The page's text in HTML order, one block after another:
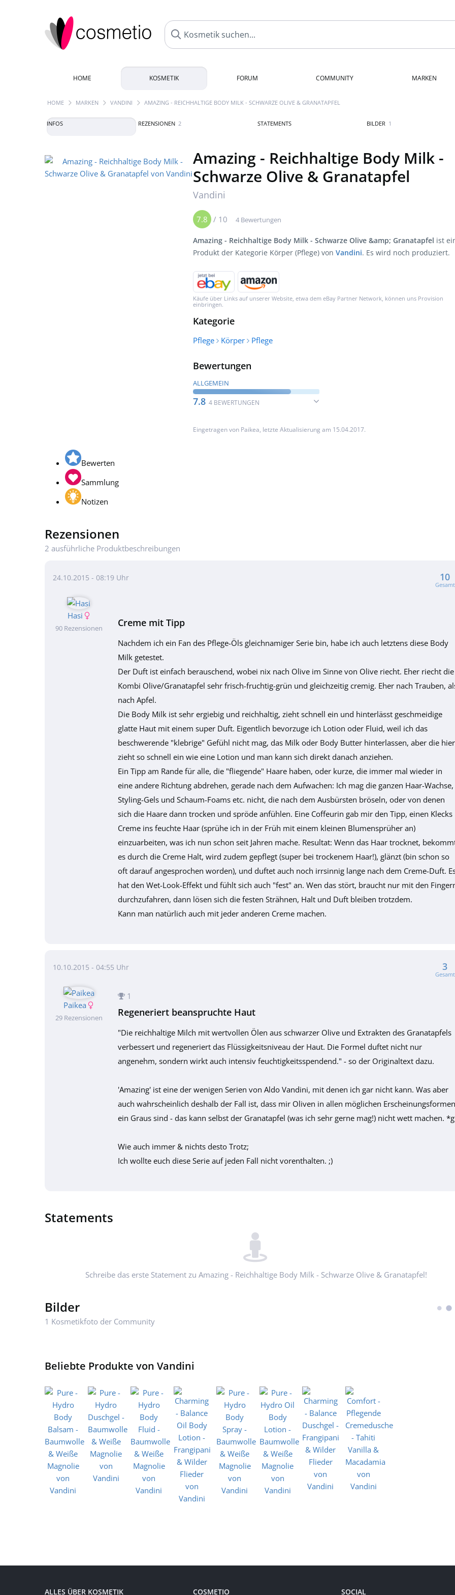
HOME KOSMETIK FORUM COMMUNITY MARKEN
HOME MARKEN VANDINI AMAZING - REICHHALTIGE BODY MILK - SCHWARZE OLIVE & GRANATAPFEL
INFOS REZENSIONEN 2 STATEMENTS BILDER 1
Amazing - Reichhaltige Body Milk -
Schwarze Olive & Granatapfel
Vandini
7.8 / 10 4 Bewertungen
Amazing - Reichhaltige Body Milk - Schwarze Olive &amp; Granatapfel ist
Produkt der Kategorie Körper (Pflege) von Vandini. Es wird noch produziert.
Käufe über Links auf unserer Website, etwa dem eBay Partner Network, können uns Provision
einbringen.
Kategorie
Pflege Körper Pflege
Bewertungen
ALLGEMEIN
7.8 4 BEWERTUNGEN
Eingetragen von Paikea, letzte Aktualisierung am 15.04.2017.
Bewerten
Sammlung
Notizen
Rezensionen
2 ausführliche Produktbeschreibungen
24.10.2015 - 08:19 Uhr 10
Gesamt
Hasi
90 Rezensionen Creme mit Tipp
Nachdem ich ein Fan des Pflege-Öls gleichnamiger Serie bin, habe ich auch letztens diese Body
Milk getestet.
Der Duft ist einfach berauschend, wobei nix nach Olive im Sinne von Olive riecht. Eher riecht die
Kombi Olive/Granatapfel sehr frisch-fruchtig-grün und gleichzeitig cremig. Eher nach Trauben,
nach Apfel.
Die Body Milk ist sehr ergiebig und reichhaltig, zieht schnell ein und hinterlässt geschmeidige
glatte Haut mit einem super Duft. Eigentlich bevorzuge ich Lotion oder Fluid, weil ich das
beschwerende "klebrige" Gefühl nicht mag, das Milk oder Body Butter hinterlassen, aber die hier
zieht so schnell ein wie eine Lotion und man kann sich direkt danach anziehen.
Ein Tipp am Rande für alle, die "fliegende" Haare haben, oder kurze, die immer mal wieder in
eine andere Richtung abdrehen, gerade nach dem Aufwachen: Ich mag die ganzen Haar-Wachse,
Styling-Gels und Schaum-Foams etc. nicht, die nach dem Ausbürsten bröseln, oder von denen
sich die Haare dann trocken und spröde anfühlen. Eine Coffeurin gab mir den Tipp, einen Klecks
Creme ins feuchte Haar (sprühe ich in der Früh mit einem kleinen Blumensprüher an)
einzuarbeiten, was ich nun schon seit Jahren mache. Resultat: Wenn das Haar trocknet,
es durch die Creme Halt, wird zudem gepflegt (super bei trockenem Haar!), glänzt (bin schon so
oft darauf angesprochen worden), und duftet auch noch irrsinnig lange nach dem Creme-Duft.
hat den Wet-Look-Effekt und fühlt sich auch "fest" an. Wen das stört, braucht nur mit den
durchzufahren, dann lösen sich die festen Strähnen, Halt und Duft bleiben trotzdem.
Kann man natürlich auch mit jeder anderen Creme machen.
10.10.2015 - 04:55 Uhr 3
Gesamt
Paikea
29 Rezensionen
1
Regeneriert beanspruchte Haut
"Die reichhaltige Milch mit wertvollen Ölen aus schwarzer Olive und Extrakten des Granatapfels
verbessert und regeneriert das Flüssigkeitsniveau der Haut. Die Formel duftet nicht nur
angenehm, sondern wirkt auch intensiv feuchtigkeitsspendend." - so der Originaltext dazu.
'Amazing' ist eine der wenigen Serien von Aldo Vandini, mit denen ich gar nicht kann. Was aber
auch wahrscheinlich deshalb der Fall ist, dass mir Oliven in allen möglichen Erscheinungsformen
ein Graus sind - das kann selbst der Granatapfel (was ich sehr gerne mag!) nicht wett machen.
Wie auch immer & nichts desto Trotz;
Ich wollte euch diese Serie auf jeden Fall nicht vorenthalten. ;)
Statements
Schreibe das erste Statement zu Amazing - Reichhaltige Body Milk - Schwarze Olive & Granatapfel!
Bilder
1 Kosmetikfoto der Community
Beliebte Produkte von Vandini
ALLES ÜBER KOSMETIK COSMETIO SOCIAL